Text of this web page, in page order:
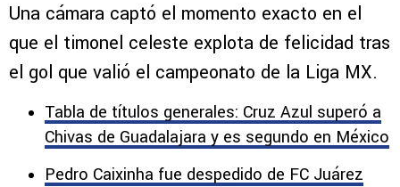
Una cámara captó el momento exacto en el
que el timonel celeste explota de felicidad tras
el gol que valió el campeonato de la Liga MX.
Tabla de títulos generales: Cruz Azul superó a
Chivas de Guadalajara y es segundo en México
Pedro Caixinha fue despedido de FC Juárez